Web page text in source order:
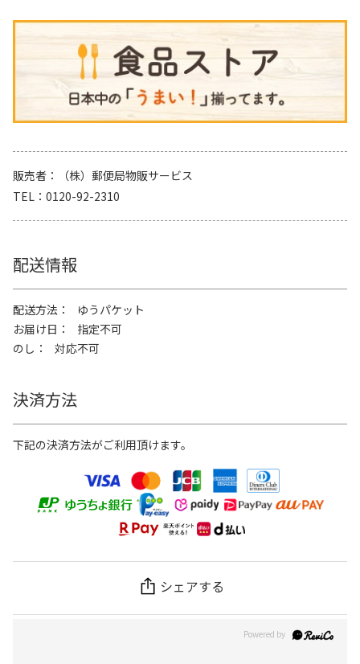
販売者
（株）郵便局物販サービス
TEL
0120-92-2310
配送情報
配送方法
ゆうパケット
お届け日
指定不可
のし
対応不可
決済方法
下記の決済方法がご利用頂けます。
シェアする